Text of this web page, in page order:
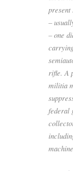
present
–
– one
rifle. A
militia
federal